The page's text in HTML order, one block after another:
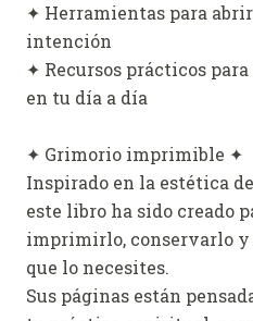
✦ Herramientas para
intención
✦ Recursos prácticos
en tu día a día
✦ Grimorio imprimible ✦
Inspirado en la estética
este libro ha sido creado
imprimirlo, conservarlo
que lo necesites.
Sus páginas están